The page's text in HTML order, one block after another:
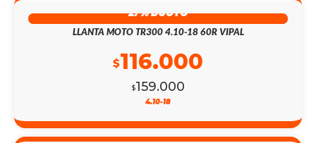
27% DSCTO
LLANTA MOTO TR300 4.10-18 60R VIPAL
$159.000
$116.000
4.10-18